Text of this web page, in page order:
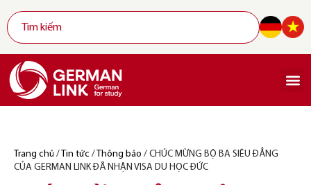
Trang chủ / Tin tức / Thông báo / CHÚC MỪNG BỘ BA SIÊU ĐẲNG
CỦA GERMAN LINK ĐÃ NHẬN VISA DU HỌC ĐỨC